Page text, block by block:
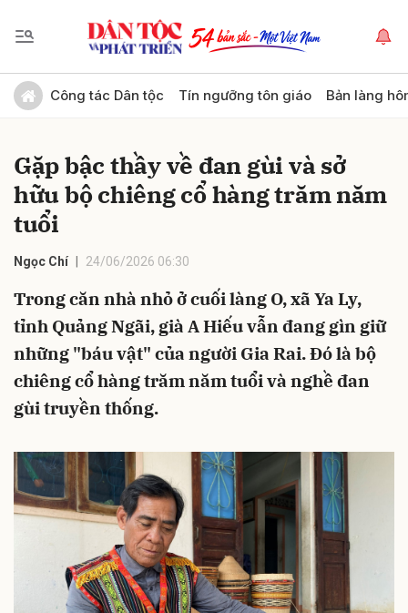
Công tác Dân tộc Tín ngưỡng tôn giáo Bản làng
Gặp bậc thầy về đan gùi và sở
hữu bộ chiêng cổ hàng trăm năm
tuổi
Ngọc Chí 24/06/2026 06:30
Trong căn nhà nhỏ ở cuối làng O, xã Ya Ly,
tỉnh Quảng Ngãi, già A Hiếu vẫn đang gìn giữ
những "báu vật" của người Gia Rai. Đó là bộ
chiêng cổ hàng trăm năm tuổi và nghề đan
gùi truyền thống.
Gửi bình luận